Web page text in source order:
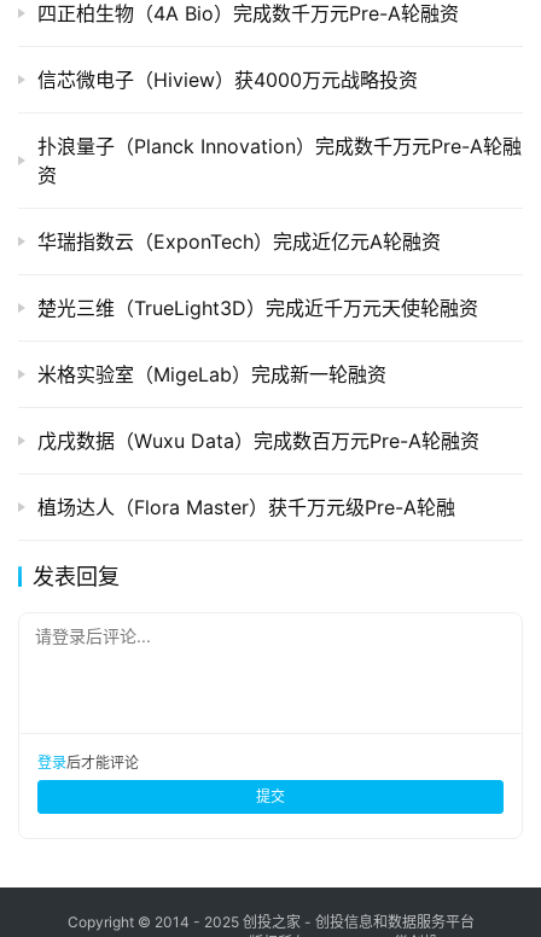
投
据
创
业
院
四正柏生物（4A Bio）完成数千万元Pre-A轮融资
信芯微电子（Hiview）获4000万元战略投资
扑浪量子（Planck Innovation）完成数千万元Pre-A轮融
资
华瑞指数云（ExponTech）完成近亿元A轮融资
楚光三维（TrueLight3D）完成近千万元天使轮融资
米格实验室（MigeLab）完成新一轮融资
戊戌数据（Wuxu Data）完成数百万元Pre-A轮融资
植场达人（Flora Master）获千万元级Pre-A轮融
发表回复
请登录后评论...
登录后才能评论
提交
Copyright © 2014 - 2025 创投之家 - 创投信息和数据服务平台